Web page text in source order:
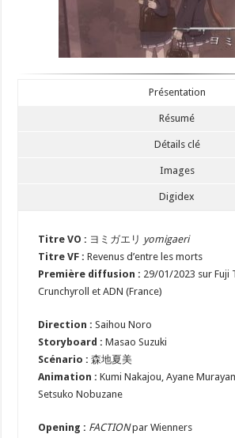
Présentation
Résumé
Détails clé
Images
Digidex
Titre VO : ヨミガエリ yomigaeri
Titre VF : Revenus d’entre les morts
Première diffusion : 29/01/2023 sur Fuji
Crunchyroll et ADN (France)
Direction : Saihou Noro
Storyboard : Masao Suzuki
Scénario : 森地夏美
Animation : Kumi Nakajou, Ayane
Setsuko Nobuzane
Opening : FACTIONpar Wienners